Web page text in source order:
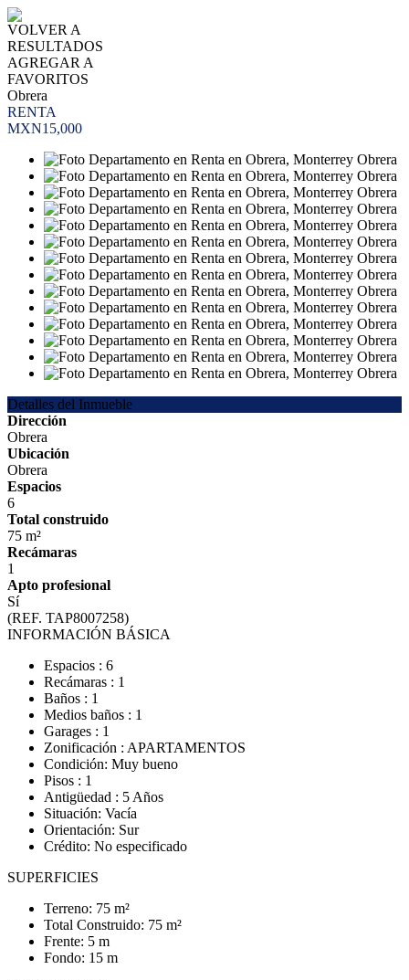
VOLVER A
RESULTADOS
AGREGAR A
FAVORITOS
Obrera
RENTA
MXN15,000
Detalles del Inmueble
Dirección
Obrera
Ubicación
Obrera
Espacios
6
Total construido
75 m²
Recámaras
1
Apto profesional
Sí
(REF. TAP8007258)
INFORMACIÓN BÁSICA
Espacios : 6
Recámaras : 1
Baños : 1
Medios baños : 1
Garages : 1
Zonificación : APARTAMENTOS
Condición: Muy bueno
Pisos : 1
Antigüedad : 5 Años
Situación: Vacía
Orientación: Sur
Crédito: No especificado
SUPERFICIES
Terreno: 75 m²
Total Construido: 75 m²
Frente: 5 m
Fondo: 15 m